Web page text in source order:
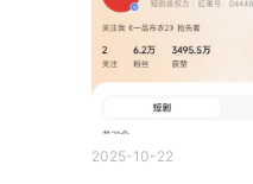
2025-10-22